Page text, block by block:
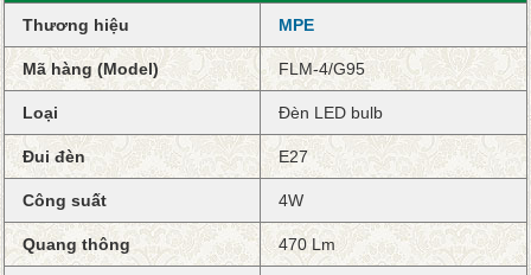
Thương hiệu MPE
Mã hàng (Model) FLM-4/G95
Loại Đèn LED bulb
Đui đèn E27
Công suất 4W
Quang thông 470 Lm